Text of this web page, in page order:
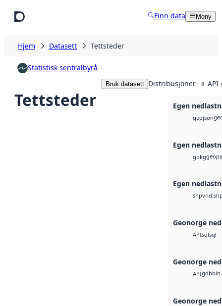
Finn data Meny
Hjem Datasett Tettsteder
Statistisk sentralbyrå
Tettsteder
Bruk datasett Distribusjoner 8
Egen
geojson
Egen
gpkg
Egen
shp
Geonorge
APIsqlsql
Geonorge
APIgdbbin
Geonorge